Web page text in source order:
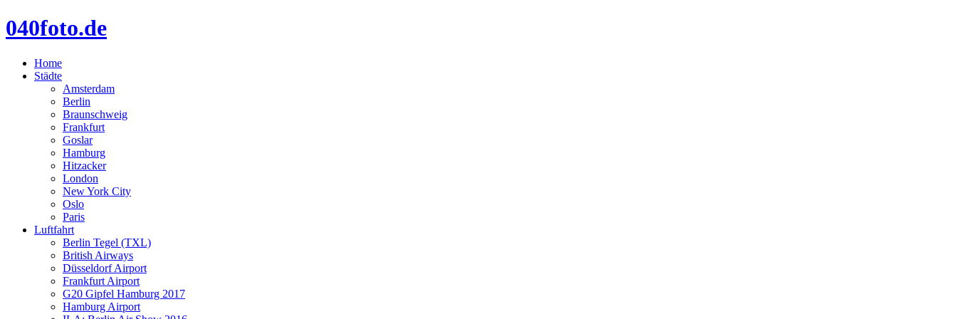
040foto.de
Home
Städte
Amsterdam
Berlin
Braunschweig
Frankfurt
Goslar
Hamburg
Hitzacker
London
New York City
Oslo
Paris
Luftfahrt
Berlin Tegel (TXL)
British Airways
Düsseldorf Airport
Frankfurt Airport
G20 Gipfel Hamburg 2017
Hamburg Airport